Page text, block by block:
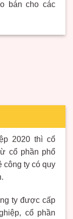
bán cho các
2020 thì cổ
cổ phần phổ
công ty có quy
ty được cấp
cổ phần